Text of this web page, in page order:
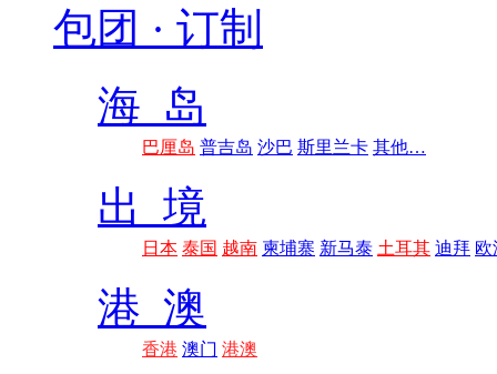
包团 · 订制
海 岛
巴厘岛 普吉岛 沙巴 斯里兰卡 其他…
出 境
日本 泰国 越南 柬埔寨 新马泰 土耳其 迪拜 欧
港 澳
香港 澳门 港澳